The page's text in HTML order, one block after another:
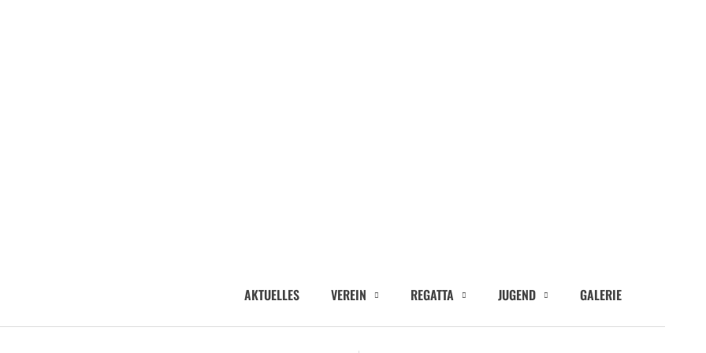
AKTUELLES VEREIN REGATTA JUGEND GALERIE